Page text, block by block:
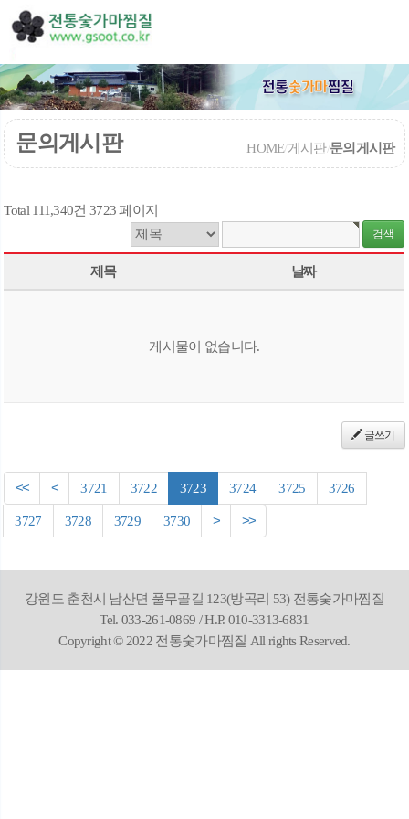
문의게시판 HOME/게시판/문의게시판
Total 111,340건 3723 페이지
제목 날짜
게시물이 없습니다.
글쓰기
<< < 3721 3722 3723 3724 3725 3726
3727 3728 3729 3730 > >>
강원도 춘천시 남산면 풀무골길 123(방곡리 53) 전통숯가마찜질
Tel. 033-261-0869 / H.P. 010-3313-6831
Copyright © 2022 전통숯가마찜질 All rights Reserved.